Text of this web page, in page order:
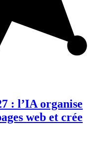
: l’IA organise
web et crée